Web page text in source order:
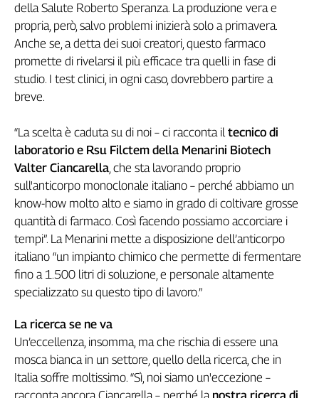
Archivio
Storico
1955-
2014
Contatti
La
redazione
Newsletter
Social
della Salute Roberto Speranza. La produzione vera e
propria, però, salvo problemi inizierà solo a primavera.
Anche se, a detta dei suoi creatori, questo farmaco
promette di rivelarsi il più efficace tra quelli in fase di
studio. I test clinici, in ogni caso, dovrebbero partire a
breve.
“La scelta è caduta su di noi – ci racconta iltecnico di
laboratorio e Rsu Filctem della Menarini Biotech
Valter Ciancarella, che sta lavorando proprio
sull'anticorpo monoclonale italiano – perché abbiamo un
know-how molto alto e siamo in grado di coltivare grosse
quantità di farmaco. Così facendo possiamo accorciare i
tempi”. La Menarini mette a disposizione dell’anticorpo
italiano “un impianto chimico che permette di fermentare
fino a 1.500 litri di soluzione, e personale altamente
specializzato su questo tipo di lavoro.”
La ricerca se ne va
Un’eccellenza, insomma, ma che rischia di essere una
mosca bianca in un settore, quello della ricerca, che in
Italia soffre moltissimo. “Sì, noi siamo un'eccezione –
racconta ancora Ciancarella – perché la nostra ricerca di